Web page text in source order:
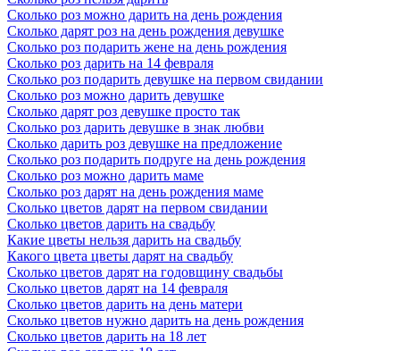
Сколько роз можно дарить на день рождения
Сколько дарят роз на день рождения девушке
Сколько роз подарить жене на день рождения
Сколько роз дарить на 14 февраля
Сколько роз подарить девушке на первом свидании
Сколько роз можно дарить девушке
Сколько дарят роз девушке просто так
Сколько роз дарить девушке в знак любви
Сколько дарить роз девушке на предложение
Сколько роз подарить подруге на день рождения
Сколько роз можно дарить маме
Сколько роз дарят на день рождения маме
Сколько цветов дарят на первом свидании
Сколько цветов дарить на свадьбу
Какие цветы нельзя дарить на свадьбу
Какого цвета цветы дарят на свадьбу
Сколько цветов дарят на годовщину свадьбы
Сколько цветов дарят на 14 февраля
Сколько цветов дарить на день матери
Сколько цветов нужно дарить на день рождения
Сколько цветов дарить на 18 лет
искренние пожелания на языке цветов звучали ярко и отчет-
ливо, выберите конкретный сорт орхидеи, который будет
выражать ваши чувства и эмоции.
Что означает гиацинт на языке цветов
Гиацинты – весенние цветы с потрясающим ароматом, которые
ассоциируются с любовью и новыми открытиями. В настоящий
момент они набирают популярность и становятся всё чаще
главным подарком на 8 марта. Что символизируют гиацинты на
языке цветов? Благодаря яркой окраске, потрясающему аромату
и необычному внешнему виду, трактовать символику гиацинтов
начали еще в эпоху романтизма. Но и на сегодняшний день эти
значения не теряют актуальности. Белый гиацинт расскажет о
восхищении чистотой и красотой девушки. Розовый или
красный гиацинт способен выразить многогранную и яр-кую
палитру любовных чувств — от только зарождающейся страсти
до прощальной нежности. Гиацинты желтого оттенка
символизируют ревность, обиду или недоумение. Синие
гиацинты в знак уважения, преданности и благодарности за
прожитые счастливые годы дарили друг другу супруги.
Прекрасный ароматный букет из гиацинтов не только украсит